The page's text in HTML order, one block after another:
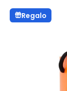
Regalo